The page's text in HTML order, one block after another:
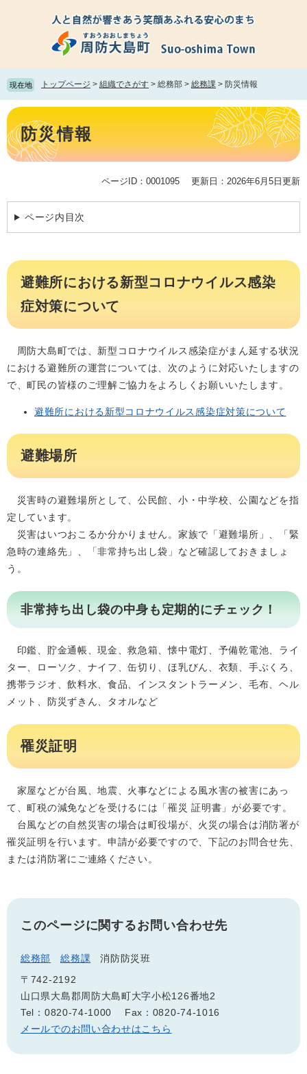
頭
で
す。
飛
ば
て
本
文
現在地 トップページ > 組織でさがす > 総務部 > 総務課 > 防災情報
本
文 防災情報
ページID：0001095 更新日：2026年6月5日更新
ページ内目次
避難所における新型コロナウイルス感染
症対策について
周防大島町では、新型コロナウイルス感染症がまん延する状況
における避難所の運営については、次のように対応いたしますの
で、町民の皆様のご理解ご協力をよろしくお願いいたします。
避難所における新型コロナウイルス感染症対策について
避難場所
災害時の避難場所として、公民館、小・中学校、公園などを指
定しています。
災害はいつおこるか分かりません。家族で「避難場所」、「緊
急時の連絡先」、「非常持ち出し袋」など確認しておきましょ
う。
非常持ち出し袋の中身も定期的にチェック！
印鑑、貯金通帳、現金、救急箱、懐中電灯、予備乾電池、ライ
ター、ローソク、ナイフ、缶切り、ほ乳びん、衣類、手ぶくろ、
携帯ラジオ、飲料水、食品、インスタントラーメン、毛布、ヘル
メット、防災ずきん、タオルなど
罹災証明
家屋などが台風、地震、火事などによる風水害の被害にあっ
て、町税の減免などを受けるには「罹災 証明書」が必要です。
台風などの自然災害の場合は町役場が、火災の場合は消防署が
罹災証明を行います。申請が必要ですので、下記のお問合せ先、
または消防署にご連絡ください。
このページに関するお問い合わせ先
総務部 総務課
消防防災班
〒742-2192
山口県大島郡周防大島町大字小松126番地2
Tel：0820-74-1000
Fax：0820-74-1016
メールでのお問い合わせはこちら